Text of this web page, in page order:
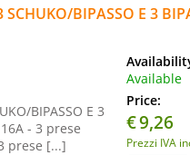
BIPASSO E 3
BIPASSO E 3
16A - 3 prese
prese [...]
Available
Price:
€9,26
Prezzi IVA